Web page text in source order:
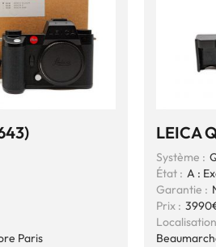
Paris
LEICA
Système :
État : A :
Garantie :
Prix :